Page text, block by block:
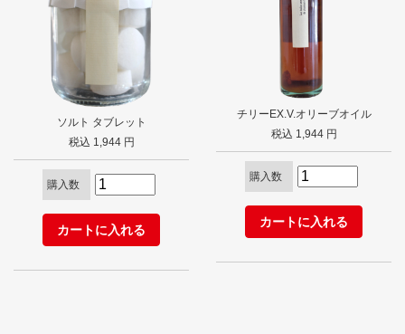
ソルト タブレット
税込 1,944 円
購入数
チリーEX.V.オリーブオイル
税込 1,944 円
購入数